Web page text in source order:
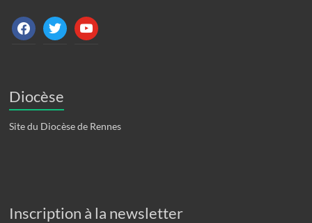
facebooktwitter youtube
Diocèse
Site du Diocèse de Rennes
Inscription à la newsletter